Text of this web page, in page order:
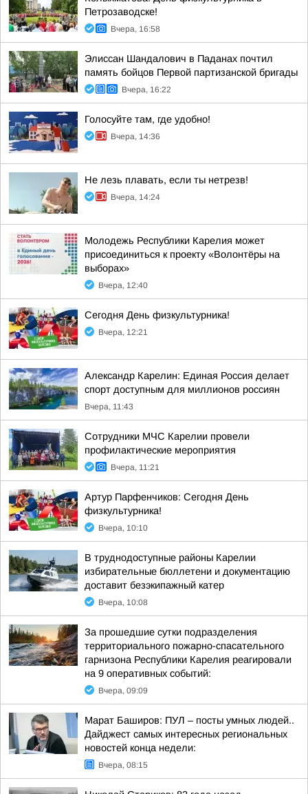
Петрозаводске!
Вчера, 16:58
Элиссан Шандалович в Паданах почтил
память бойцов Первой партизанской бригады
Вчера, 16:22
Голосуйте там, где удобно!
Вчера, 14:36
Не лезь плавать, если ты нетрезв!
Вчера, 14:24
Молодежь Республики Карелия может
присоединиться к проекту «Волонтёры на
выборах»
Вчера, 12:40
Сегодня День физкультурника!
Вчера, 12:21
Александр Карелин: Единая Россия делает
спорт доступным для миллионов россиян
Вчера, 11:43
Сотрудники МЧС Карелии провели
профилактические мероприятия
Вчера, 11:21
Артур Парфенчиков: Сегодня День
физкультурника!
Вчера, 10:10
В труднодоступные районы Карелии
избирательные бюллетени и документацию
доставит безэкипажный катер
Вчера, 10:08
За прошедшие сутки подразделения
территориального пожарно-спасательного
гарнизона Республики Карелия реагировали
на 9 оперативных событий:
Вчера, 09:09
Марат Баширов: ПУЛ – посты умных людей..
Дайджест самых интересных региональных
новостей конца недели:
Вчера, 08:15